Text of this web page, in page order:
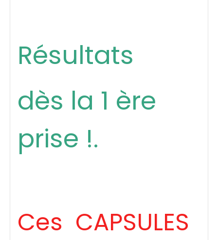
Résultats
dès la 1 ère
prise !.
Ces CAPSULES